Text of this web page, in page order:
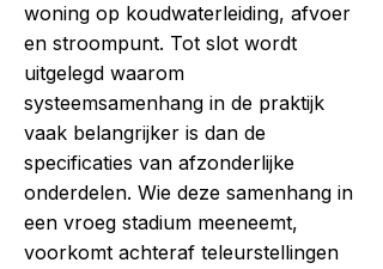
woning op koudwaterleiding, afvoer
en stroompunt. Tot slot wordt
uitgelegd waarom
systeemsamenhang in de praktijk
vaak belangrijker is dan de
specificaties van afzonderlijke
onderdelen. Wie deze samenhang in
een vroeg stadium meeneemt,
voorkomt achteraf teleurstellingen